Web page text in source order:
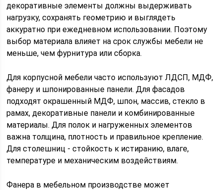
декоративные элементы должны выдерживать
нагрузку, сохранять геометрию и выглядеть
аккуратно при ежедневном использовании. Поэтому
выбор материала влияет на срок службы мебели не
меньше, чем фурнитура или сборка.
Для корпусной мебели часто используют ЛДСП, МДФ,
фанеру и шпонированные панели. Для фасадов
подходят окрашенный МДФ, шпон, массив, стекло в
рамах, декоративные панели и комбинированные
материалы. Для полок и нагруженных элементов
важна толщина, плотность и правильное крепление.
Для столешниц - стойкость к истиранию, влаге,
температуре и механическим воздействиям.
Фанера в мебельном производстве может